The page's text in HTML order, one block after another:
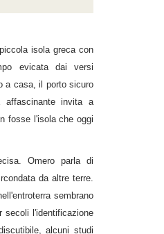
isola greca con
evicata dai versi
a casa, il porto sicuro
affascinante invita a
fosse l'isola che oggi
Omero parla di
da altre terre.
sembrano
secoli l'identificazione
alcuni studi